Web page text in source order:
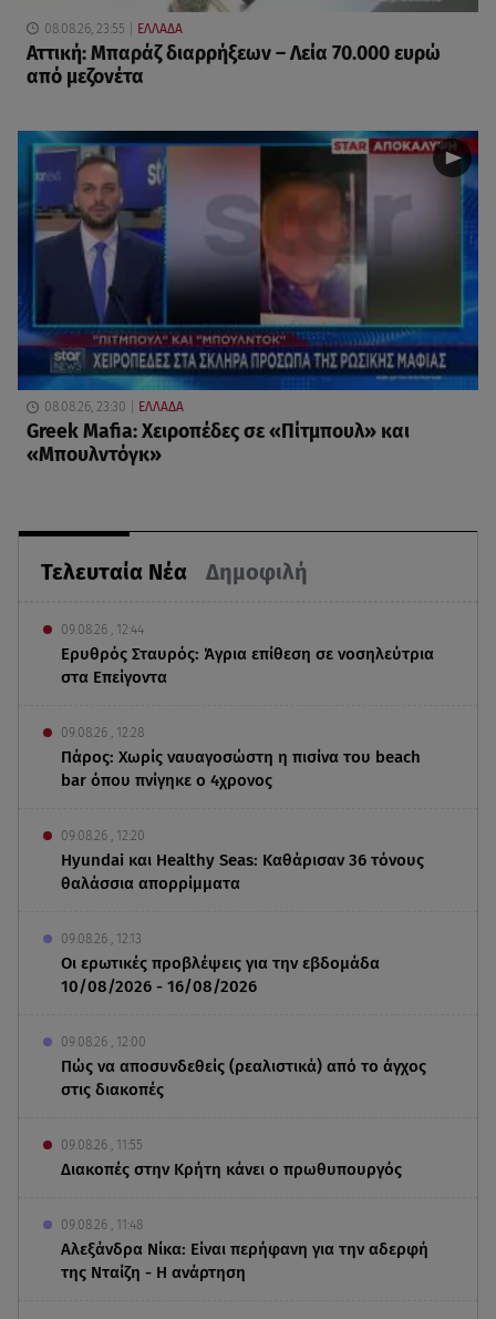
Τελευταία Νέα Δημοφιλή
09.08.26 , 12:44
Ερυθρός Σταυρός: Άγρια επίθεση σε νοσηλεύτρια
στα Επείγοντα
09.08.26 , 12:28
Πάρος: Χωρίς ναυαγοσώστη η πισίνα του beach
bar όπου πνίγηκε ο 4χρονος
09.08.26 , 12:20
Hyundai και Healthy Seas: Καθάρισαν 36 τόνους
θαλάσσια απορρίμματα
09.08.26 , 12:13
Οι ερωτικές προβλέψεις για την εβδομάδα
10/08/2026 - 16/08/2026
09.08.26 , 12:00
Πώς να αποσυνδεθείς (ρεαλιστικά) από το άγχος
στις διακοπές
09.08.26 , 11:55
Διακοπές στην Κρήτη κάνει ο πρωθυπουργός
09.08.26 , 11:48
Αλεξάνδρα Νίκα: Είναι περήφανη για την αδερφή
της Νταίζη - Η ανάρτηση
08.08.26, 23:55 ΕΛΛΑΔΑ
Αττική: Μπαράζ διαρρήξεων – Λεία 70.000 ευρώ
από μεζονέτα
08.08.26, 23:30 ΕΛΛΑΔΑ
Greek Mafia: Χειροπέδες σε «Πίτμπουλ» και
«Μπουλντόγκ»